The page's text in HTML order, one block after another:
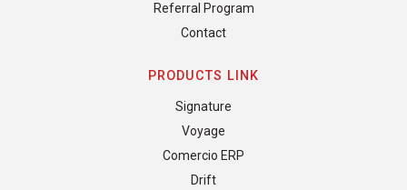
Referral Program
Contact
PRODUCTS LINK
Signature
Voyage
Comercio ERP
Drift